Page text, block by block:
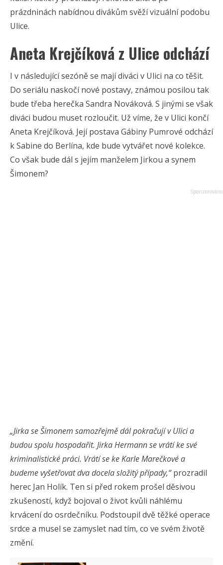
prázdninách nabídnou divákům svěží vizuální podobu
Ulice.
Aneta Krejčíková z Ulice odchází
I v následující sezóně se mají diváci v Ulici na co těšit.
Do seriálu naskočí nové postavy, známou posilou tak
bude třeba herečka Sandra Nováková. S jinými se však
diváci budou muset rozloučit. Už víme, že v Ulici končí
Aneta Krejčíková. Její postava Gábiny Pumrové odchází
k Sabine do Berlína, kde bude vytvářet nové kolekce.
Co však bude dál s jejím manželem Jirkou a synem
Šimonem?
„Jirka se Šimonem samozřejmě dál pokračují v Ulici a
budou spolu hospodařit. Jirka Hermann se vrátí ke své
kriminalistické práci. Vrátí se ke Karle Marečkové a
budeme vyšetřovat dva docela složitý případy,“prozradil
herec Jan Holík. Ten si před rokem prošel děsivou
zkušeností, když bojoval o život kvůli náhlému
krvácení do osrdečníku. Podstoupil dvě těžké operace
srdce a musel se zamyslet nad tím, co ve svém životě
změní.